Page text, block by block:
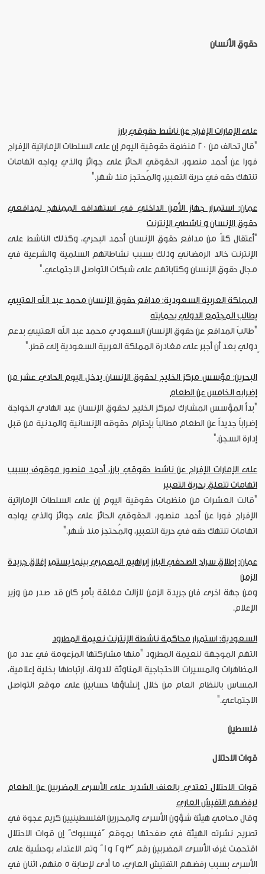
حقوق الأنسان
على الإمارات الإفراج عن ناشط حقوقي بارز
"قال تحالف من 20 منظمة حقوقية اليوم إن على السلطات الإماراتية الإفراج
فورا عن أحمد منصور، الحقوقي الحائز على جوائز والذي يواجه اتهامات
تنتهك حقه في حرية التعبير، والمُحتجز منذ شهر."
عمان: استمرار جهاز الأمن الداخلي في استهدافه الممنهج لمدافعي
حقوق الإنسان و ناشطي الإنترنت
"أعتقال كلاً من مدافع حقوق الإنسان أحمد البحري، وكذلك الناشط على
الإنترنت خالد الرمضاني وذلك بسبب نشاطاتهم السلمية والشرعية في
مجال حقوق الإنسان وكتاباتهم على شبكات التواصل الاجتماعي."
المملكة العربية السعودية: مدافع حقوق الإنسان محمد عبد الله العتيبي
يطالب المجتمع الدولي بحمايته
"طالبَ المدافع عن حقوق الإنسان السعودي محمد عبد الله العتيبي بدعم
ٍدولي بعد أن أجبر على مغادرة المملكة العربية السعودية إلى قطر."
البحرين: مؤسس مركز الخليج لحقوق الإنسان يدخل اليوم الحادي عشر من
إضرابه الخامس عن الطعام
"بدأ المؤسس المشارك لمركز الخليج لحقوق الإنسان عبد الهادي الخواجة
إضراباً جديداً عن الطعام مطالباً بإحترام حقوقه الإنسانية والمدنية من قبل
إدارة السجن."
على الإمارات الإفراج عن ناشط حقوقي بارز، أحمد منصور موقوف بسبب
اتهامات تتعلق بحرية التعبير
"قالت العشرات من منظمات حقوقية اليوم إن على السلطات الإماراتية
الإفراج فورا عن أحمد منصور، الحقوقي الحائز على جوائز والذي يواجه
اتهامات تنتهك حقه في حرية التعبير، والمُحتجز منذ شهر."
عمان: إطلاق سراح الصحفي البارز إبراهيم المعمري بينما يستمر إغلاق جريدة
الزمن
ومن جهة اخرى فان جريدة الزمن لازالت مغلقة بأمرٍ كان قد صدر من وزير
الإعلام.
السعودية: استمرار محاكمة ناشطة الإنترنت نعيمة المطرود
التهم الموجهة لنعيمة المطرود "منها مشاركتها المزعومة في عدد من
المظاهرات والمسيرات الاحتجاجية المناوئة للدولة، ارتباطها بخلية إعلامية،
المساس بالنظام العام من خلال إنشاؤها حسابين على موقع التواصل
الاجتماعي."
فلسطين
قوات الاحتلال
قوات الاحتلال تعتدي بالعنف الشديد على الأسرى المضربين عن الطعام
لرفضهم التفيش العاري
وقال محامي هيئة شؤون الأسرى والمحررين الفلسطينيين كريم عجوة في
تصريح نشرته الهيئة في صفحتها بموقع “فيسبوك” إن قوات الاحتلال
اقتحمت غرف الأسرى المضربين رقم “3 و2 و1” وتم الاعتداء بوحشية على
الأسرى بسبب رفضهم التفتيش العاري، ما أدى لإصابة 5 منهم، اثنان في